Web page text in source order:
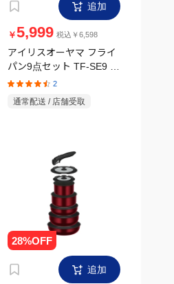
追加
￥5,999 税込￥6,598
アイリスオーヤマ フライ
パン9点セット TF-SE9 グ
レイッシュブラウン ガ
2
通常配送 / 店舗受取
追加